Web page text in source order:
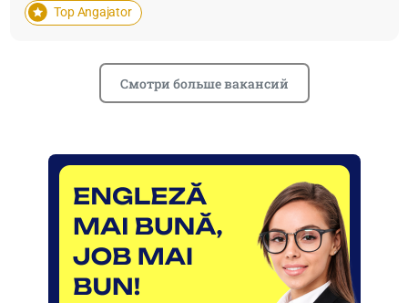
Top Angajator
Смотри больше вакансий